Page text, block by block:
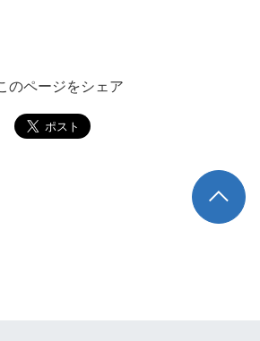
のページをシェア
TOP